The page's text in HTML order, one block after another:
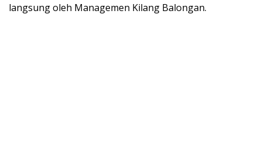
langsung oleh Managemen Kilang Balongan.